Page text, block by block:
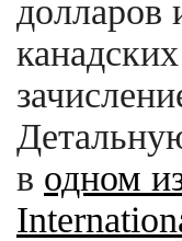
долларов
в одном